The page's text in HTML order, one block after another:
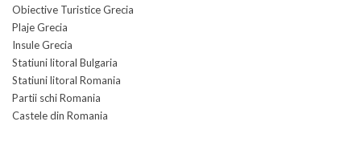
Obiective Turistice Grecia
Plaje Grecia
Insule Grecia
Statiuni litoral Bulgaria
Statiuni litoral Romania
Partii schi Romania
Castele din Romania